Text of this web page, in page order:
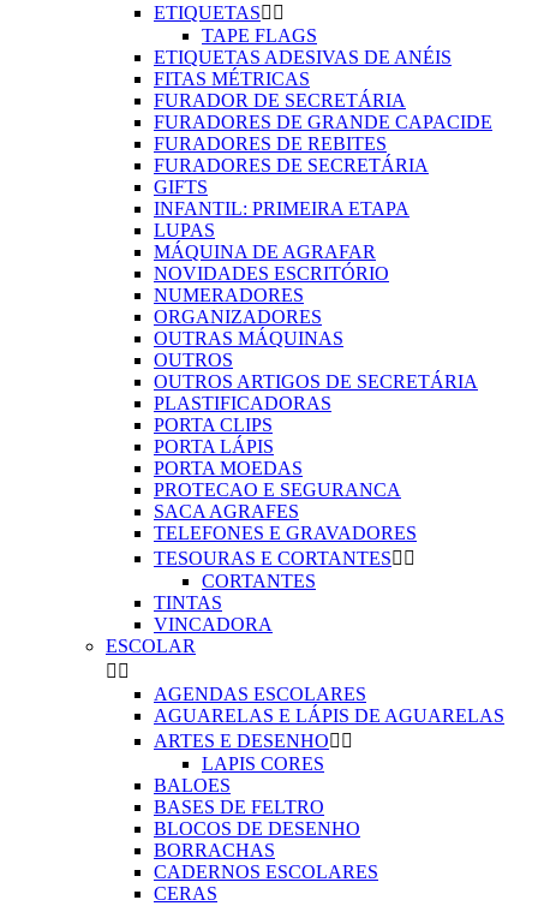
ETIQUETAS 
TAPE FLAGS
ETIQUETAS ADESIVAS DE ANÉIS
FITAS MÉTRICAS
FURADOR DE SECRETÁRIA
FURADORES DE GRANDE CAPACIDE
FURADORES DE REBITES
FURADORES DE SECRETÁRIA
GIFTS
INFANTIL: PRIMEIRA ETAPA
LUPAS
MÁQUINA DE AGRAFAR
NOVIDADES ESCRITÓRIO
NUMERADORES
ORGANIZADORES
OUTRAS MÁQUINAS
OUTROS
OUTROS ARTIGOS DE SECRETÁRIA
PLASTIFICADORAS
PORTA CLIPS
PORTA LÁPIS
PORTA MOEDAS
PROTECAO E SEGURANCA
SACA AGRAFES
TELEFONES E GRAVADORES
TESOURAS E CORTANTES 
CORTANTES
TINTAS
VINCADORA
ESCOLAR
 
AGENDAS ESCOLARES
AGUARELAS E LÁPIS DE AGUARELAS
ARTES E DESENHO 
LAPIS CORES
BALOES
BASES DE FELTRO
BLOCOS DE DESENHO
BORRACHAS
CADERNOS ESCOLARES
CERAS